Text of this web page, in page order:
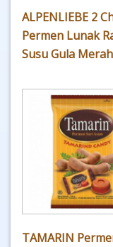
ALPENLIEBE 2
Permen Lunak
Susu Gula
TAMARIN